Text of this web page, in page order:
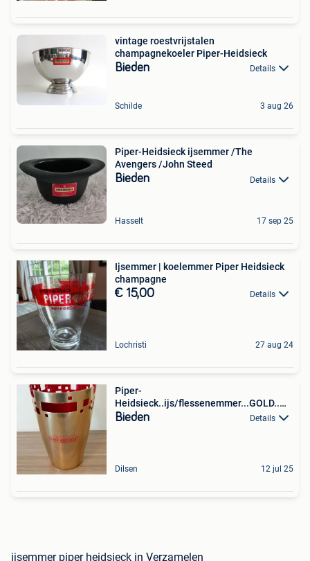
vintage roestvrijstalen
champagnekoeler Piper-Heidsieck
Bieden Details
Schilde 3 aug 26
Piper-Heidsieck ijsemmer /The
Avengers /John Steed
Bieden Details
Hasselt 17 sep 25
Ijsemmer | koelemmer Piper Heidsieck
champagne
€ 15,00 Details
Lochristi 27 aug 24
Piper-
Heidsieck..ijs/flessenemmer...GOLD..
1fles!!
Bieden Details
Dilsen 12 jul 25
ijsemmer piper heidsieck in Verzamelen